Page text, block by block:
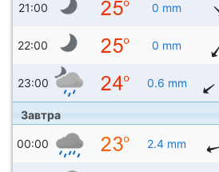
21:00 0 mm
22:00 0 mm
23:00 0.6 mm
Завтра
00:00 2.4 mm